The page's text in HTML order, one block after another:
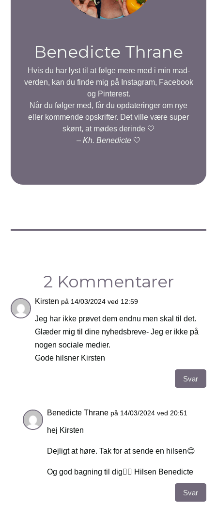
Benedicte Thrane
Hvis du har lyst til at følge mere med i min mad-
verden, kan du finde mig på Instagram, Facebook
og Pinterest.
Når du følger med, får du opdateringer om nye
eller kommende opskrifter. Det ville være super
skønt, at mødes derinde 🤍
– Kh. Benedicte🤍
2 Kommentarer
Kirsten på 14/03/2024 ved 12:59
Jeg har ikke prøvet dem endnu men skal til det.
Glæder mig til dine nyhedsbreve- Jeg er ikke på
nogen sociale medier.
Gode hilsner Kirsten
Svar
Benedicte Thrane på 14/03/2024 ved 20:51
hej Kirsten
Dejligt at høre. Tak for at sende en hilsen😊
Og god bagning til dig👍🏻 Hilsen Benedicte
Svar